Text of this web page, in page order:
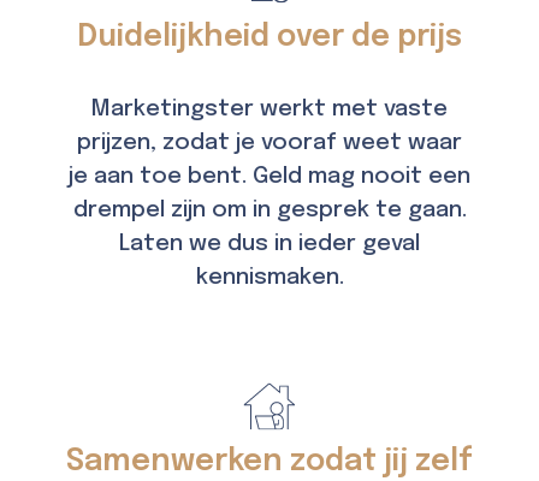
Duidelijkheid over de prijs
Marketingster werkt met vaste
prijzen, zodat je vooraf weet waar
je aan toe bent. Geld mag nooit een
drempel zijn om in gesprek te gaan.
Laten we dus in ieder geval
kennismaken.
Samenwerken zodat jij zelf